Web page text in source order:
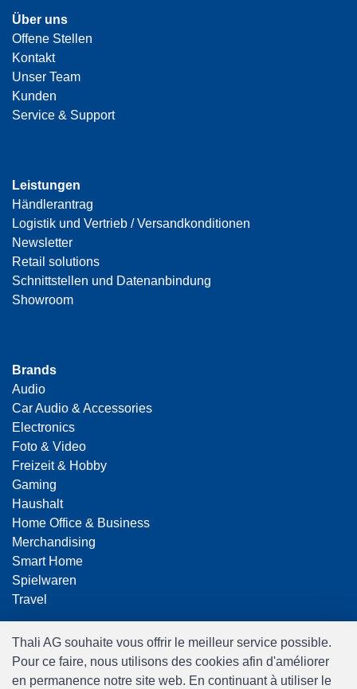
Über uns
Offene Stellen
Kontakt
Unser Team
Kunden
Service & Support
Leistungen
Händlerantrag
Logistik und Vertrieb / Versandkonditionen
Newsletter
Retail solutions
Schnittstellen und Datenanbindung
Showroom
Brands
Audio
Car Audio & Accessories
Electronics
Foto & Video
Freizeit & Hobby
Gaming
Haushalt
Home Office & Business
Merchandising
Smart Home
Spielwaren
Travel
Thali AG souhaite vous offrir le meilleur service possible.
Pour ce faire, nous utilisons des cookies afin d'améliorer
en permanence notre site web. En continuant à utiliser le